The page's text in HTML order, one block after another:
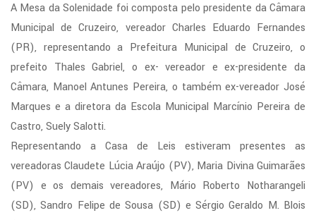
A Mesa da Solenidade foi composta pelo presidente da Câmara
Municipal de Cruzeiro, vereador Charles Eduardo Fernandes
(PR), representando a Prefeitura Municipal de Cruzeiro, o
prefeito Thales Gabriel, o ex- vereador e ex-presidente da
Câmara, Manoel Antunes Pereira, o também ex-vereador José
Marques e a diretora da Escola Municipal Marcínio Pereira de
Castro, Suely Salotti.
Representando a Casa de Leis estiveram presentes as
vereadoras Claudete Lúcia Araújo (PV), Maria Divina Guimarães
(PV) e os demais vereadores, Mário Roberto Notharangeli
(SD), Sandro Felipe de Sousa (SD) e Sérgio Geraldo M. Blois